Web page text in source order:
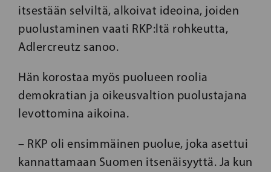
itsestään selviltä, alkoivat ideoina, joiden
puolustaminen vaati RKP:ltä rohkeutta,
Adlercreutz sanoo.
Hän korostaa myös puolueen roolia
demokratian ja oikeusvaltion puolustajana
levottomina aikoina.
– RKP oli ensimmäinen puolue, joka asettui
kannattamaan Suomen itsenäisyyttä. Ja kun